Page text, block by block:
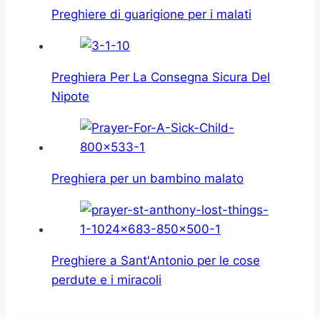
Preghiere di guarigione per i malati
Preghiera Per La Consegna Sicura Del
Nipote
Preghiera per un bambino malato
Preghiere a Sant'Antonio per le cose
perdute e i miracoli